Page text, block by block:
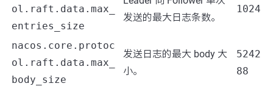
ol.raft.data.max_
entries_size
发送的最大日志条数。
1024
nacos.core.protoc
ol.raft.data.max_
body_size
发送日志的最大 body 大
小。
5242
88